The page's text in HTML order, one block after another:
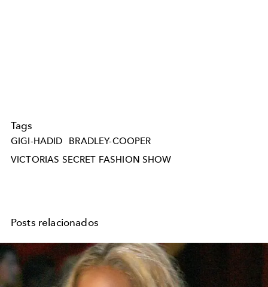
Tags
GIGI-HADID
BRADLEY-COOPER
VICTORIAS SECRET FASHION SHOW
Posts relacionados